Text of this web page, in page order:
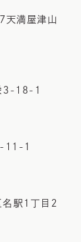
満屋津山
3-18-1
11-1
駅1丁目2